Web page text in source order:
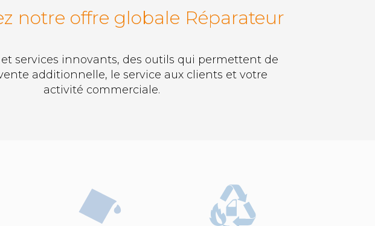
notre offre globale Réparateur
services innovants, des outils qui permettent de
additionnelle, le service aux clients et votre
activité commerciale.